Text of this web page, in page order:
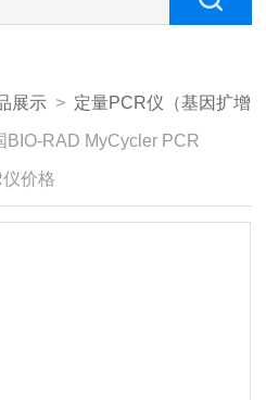
展示 > 定量PCR仪（基因扩增
BIO-RAD MyCycler PCR
价格